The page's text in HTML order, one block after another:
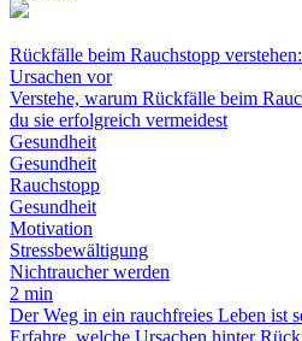
Rückfälle beim Rauchstopp
Ursachen vor
Verstehe, warum Rückfälle beim
du sie erfolgreich vermeidest
Gesundheit
Gesundheit
Rauchstopp
Gesundheit
Motivation
Stressbewältigung
Nichtraucher werden
2 min
Der Weg in ein rauchfreies Leben ist